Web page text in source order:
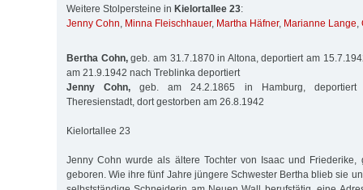
Weitere Stolpersteine in Kielortallee 23:
Jenny Cohn, Minna Fleischhauer, Martha Häfner, Marianne Lange,
Bertha Cohn,geb. am 31.7.1870 in Altona, deportiert am
am 21.9.1942 nach Treblinka deportiert
Jenny Cohn, geb. am 24.2.1865 in Hamburg, deportiert
Theresienstadt, dort gestorben am 26.8.1942
Kielortallee 23
Jenny Cohn wurde als ältere Tochter von Isaac und Friederike,
geboren. Wie ihre fünf Jahre jüngere Schwester Bertha blieb sie